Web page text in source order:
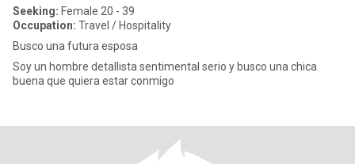
Seeking: Female 20 - 39
Occupation: Travel / Hospitality
Busco una futura esposa
Soy un hombre detallista sentimental serio y busco una chica
buena que quiera estar conmigo